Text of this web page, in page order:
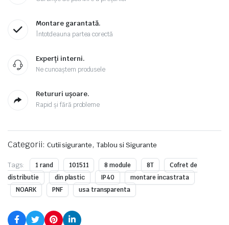
Montare garantată.
Întotdeauna partea corectă
Experți interni.
Ne cunoaștem produsele
Retururi ușoare.
Rapid și fără probleme
Categorii: Cutii sigurante,Tablou si Sigurante
Tags: 1 rand 101511 8 module 8T
Cofret de
distributie
din plastic IP40
montare incastrata
NOARK
PNF usa transparenta